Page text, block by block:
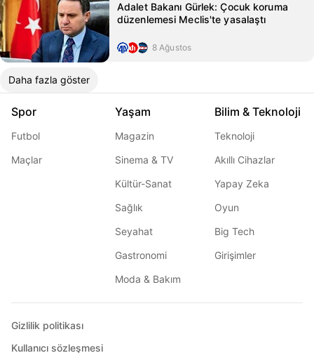
Adalet Bakanı Gürlek: Çocuk koruma
düzenlemesi Meclis'te yasalaştı
8 Ağustos
Daha fazla göster
Spor
Futbol
Maçlar
Yaşam
Magazin
Sinema & TV
Kültür-Sanat
Sağlık
Seyahat
Gastronomi
Moda & Bakım
Bilim & Teknoloji
Teknoloji
Akıllı Cihazlar
Yapay Zeka
Oyun
Big Tech
Girişimler
Gizlilik politikası
Kullanıcı sözleşmesi